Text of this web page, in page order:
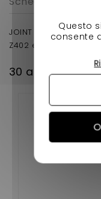
JOINT DE POMPE A
Z402 et Z482) VSP
30 altri prodotti
Questo
consente